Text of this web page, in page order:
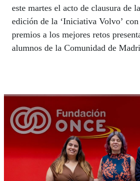
este martes el acto de clausura de
edición de la ‘Iniciativa Volvo’
premios a los mejores retos
alumnos de la Comunidad de